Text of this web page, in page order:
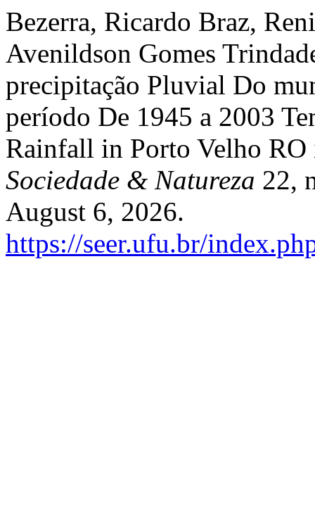
Bezerra, Ricardo Braz,
Avenildson Gomes
precipitação Pluvial Do
período De 1945 a 2003
Rainfall in Porto Velho
Sociedade & Natureza 22,
August 6, 2026.
https://seer.ufu.br/